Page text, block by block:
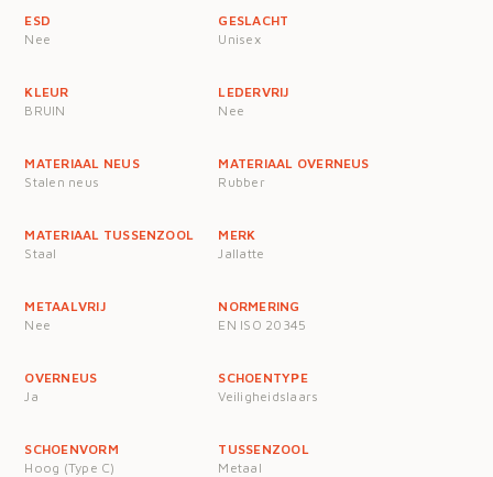
ESD
Nee
GESLACHT
Unisex
KLEUR
BRUIN
LEDERVRIJ
Nee
MATERIAAL NEUS
Stalen neus
MATERIAAL OVERNEUS
Rubber
MATERIAAL TUSSENZOOL
Staal
MERK
Jallatte
METAALVRIJ
Nee
NORMERING
EN ISO 20345
OVERNEUS
Ja
SCHOENTYPE
Veiligheidslaars
SCHOENVORM
Hoog (Type C)
TUSSENZOOL
Metaal